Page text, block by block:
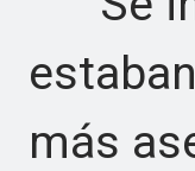
más